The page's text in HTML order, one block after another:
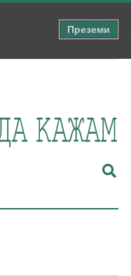
Преземи